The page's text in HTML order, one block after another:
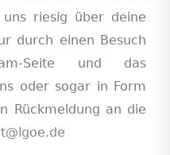
riesig über deine
durch einen Besuch
Seite und das
oder sogar in Form
n Rückmeldung an die